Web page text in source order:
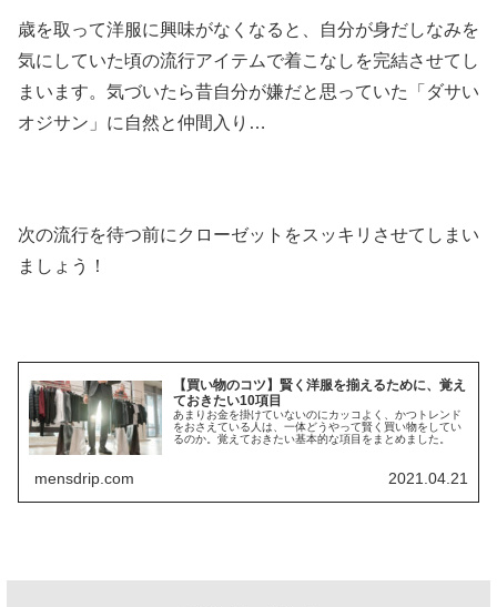
歳を取って洋服に興味がなくなると、自分が身だしなみを
気にしていた頃の流行アイテムで着こなしを完結させてし
まいます。気づいたら昔自分が嫌だと思っていた「ダサい
オジサン」に自然と仲間入り…
次の流行を待つ前にクローゼットをスッキリさせてしまい
ましょう！
【買い物のコツ】賢く洋服を揃えるために、覚え
ておきたい10項目
あまりお金を掛けていないのにカッコよく、かつトレンド
をおさえている人は、一体どうやって賢く買い物をしてい
るのか。覚えておきたい基本的な項目をまとめました。
mensdrip.com 2021.04.21